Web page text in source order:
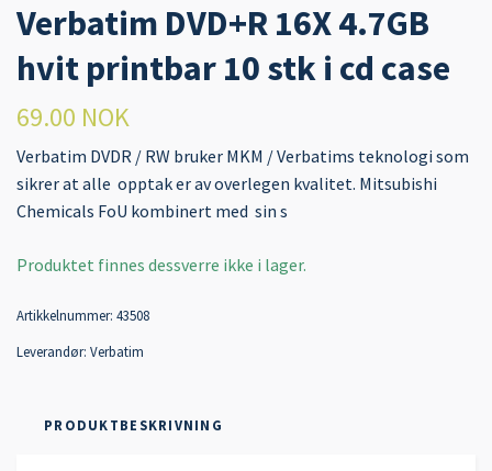
Verbatim DVD+R 16X 4.7GB
hvit printbar 10 stk i cd case
69.00 NOK
Verbatim DVDR / RW bruker MKM / Verbatims teknologi som
sikrer at alle opptak er av overlegen kvalitet. Mitsubishi
Chemicals FoU kombinert med sin s
Produktet finnes dessverre ikke i lager.
Artikkelnummer: 43508
Leverandør: Verbatim
PRODUKTBESKRIVNING